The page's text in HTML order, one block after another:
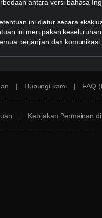
antara versi bahasa
ini diatur secara
ini merupakan
perjanjian dan
| Hubungi kami | FAQ
| Kebijakan Permainan